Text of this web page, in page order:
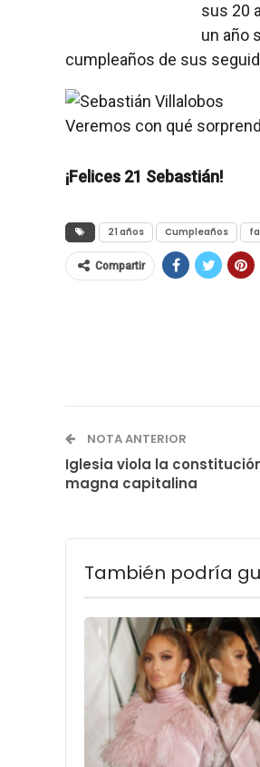
sus 20
un año
cumpleaños de sus
Veremos con qué
¡Felices 21 Sebastián!
21 años Cumpleaños
Compartir
NOTA ANTERIOR
Iglesia viola la
magna capitalina
También podría